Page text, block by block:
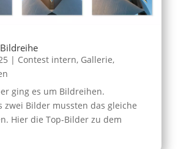
| Contest intern, Gallerie,
ging es um Bildreihen.
zwei Bilder mussten das gleiche
Hier die Top-Bilder zu dem